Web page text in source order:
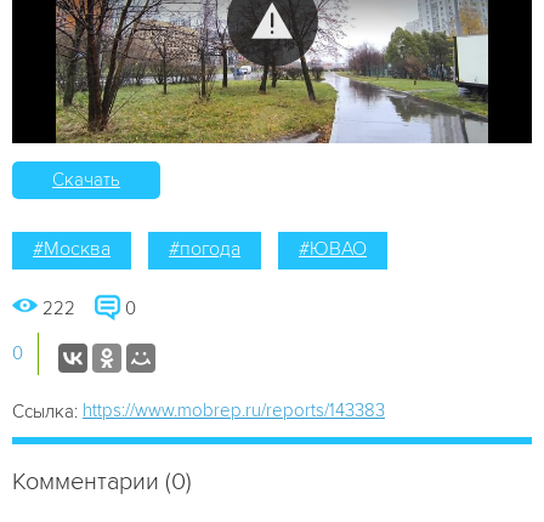
Скачать
#Москва #погода #ЮВАО
222 0
0
Ссылка: https://www.mobrep.ru/reports/143383
Комментарии (0)